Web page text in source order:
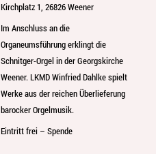
Kirchplatz 1, 26826 Weener
Im Anschluss an die
Organeumsführung erklingt die
Schnitger-Orgel in der Georgskirche
Weener. LKMD Winfried Dahlke spielt
Werke aus der reichen Überlieferung
barocker Orgelmusik.
Eintritt frei – Spende